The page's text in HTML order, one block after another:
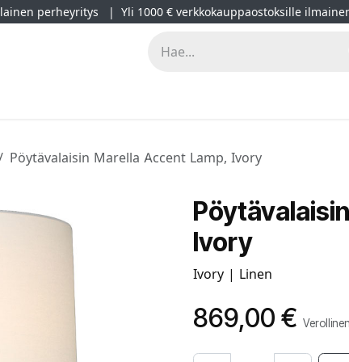
perheyritys | Yli 1000 € verkkokauppaostoksille
Pöytävalaisin Marella Accent Lamp, Ivory
Ivory
Ivory | Linen
869,00 € Verollinen